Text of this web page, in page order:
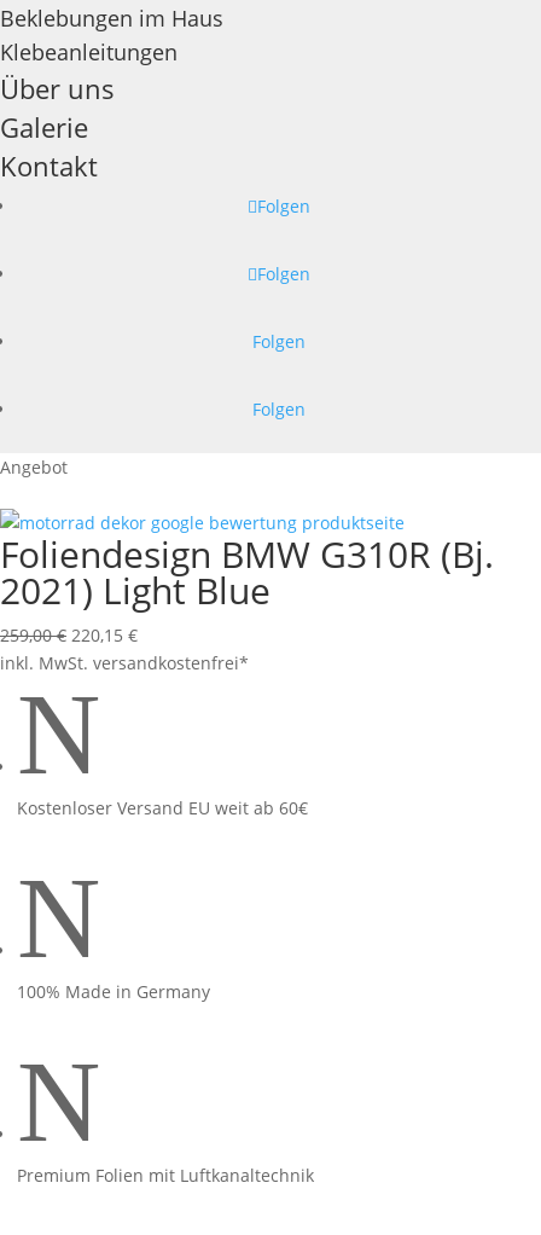
Beklebungen im Haus
Klebeanleitungen
Über uns
Galerie
Kontakt
Folgen
Folgen
Folgen
Folgen
Angebot
Foliendesign BMW G310R (Bj.
2021) Light Blue
259,00€ Ursprünglicher
Preis
220,15 €Aktueller
Preis
inkl. MwSt. versandkostenfrei*
N
Kostenloser Versand EU weit ab 60€
N
100% Made in Germany
N
Premium Folien mit Luftkanaltechnik